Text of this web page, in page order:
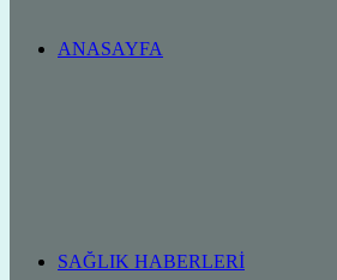
ANASAYFA
SAĞLIK HABERLERI